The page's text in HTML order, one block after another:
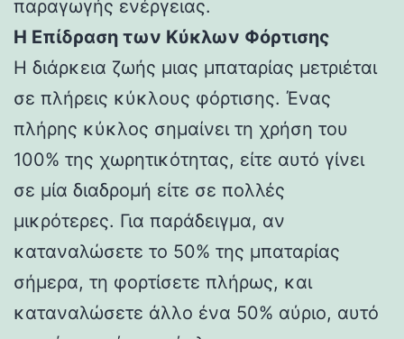
παραγωγής ενέργειας.
Η Επίδραση των Κύκλων Φόρτισης
Η διάρκεια ζωής μιας μπαταρίας μετριέται
σε πλήρεις κύκλους φόρτισης. Ένας
πλήρης κύκλος σημαίνει τη χρήση του
100% της χωρητικότητας, είτε αυτό γίνει
σε μία διαδρομή είτε σε πολλές
μικρότερες. Για παράδειγμα, αν
καταναλώσετε το 50% της μπαταρίας
σήμερα, τη φορτίσετε πλήρως, και
καταναλώσετε άλλο ένα 50% αύριο, αυτό